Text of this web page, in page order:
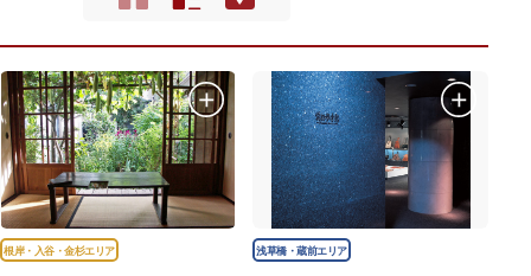
根岸・入谷・金杉エリア 浅草橋・蔵前エリア